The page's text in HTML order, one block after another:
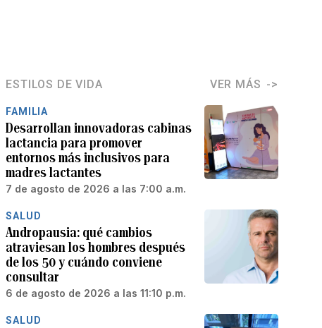
ESTILOS DE VIDA VER MÁS
FAMILIA
Desarrollan innovadoras cabinas
lactancia para promover
entornos más inclusivos para
madres lactantes
7 de agosto de 2026 a las 7:00 a.m.
SALUD
Andropausia: qué cambios
atraviesan los hombres después
de los 50 y cuándo conviene
consultar
6 de agosto de 2026 a las 11:10 p.m.
SALUD